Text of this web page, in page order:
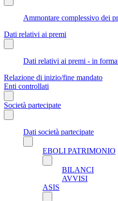
Ammontare complessivo dei
Dati relativi ai premi
Dati relativi ai premi - in
Relazione di inizio/fine mandato
Enti controllati
Società partecipate
Dati società partecipate
EBOLI PATRIMONIO
BILANCI
AVVISI
ASIS